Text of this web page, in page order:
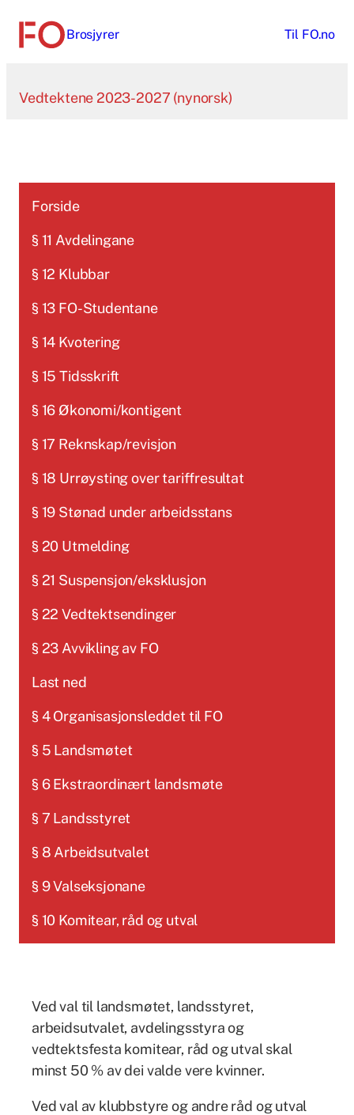
Brosjyrer Til FO.no
Vedtektene 2023-2027 (nynorsk)
Forside
§ 11 Avdelingane
§ 12 Klubbar
§ 13 FO-Studentane
§ 14 Kvotering
§ 15 Tidsskrift
§ 16 Økonomi/kontigent
§ 17 Reknskap/revisjon
§ 18 Urrøysting over tariffresultat
§ 19 Stønad under arbeidsstans
§ 20 Utmelding
§ 21 Suspensjon/eksklusjon
§ 22 Vedtektsendinger
§ 23 Avvikling av FO
Last ned
§ 4 Organisasjonsleddet til FO
§ 5 Landsmøtet
§ 6 Ekstraordinært landsmøte
§ 7 Landsstyret
§ 8 Arbeidsutvalet
§ 9 Valseksjonane
§ 10 Komitear, råd og utval
Ved val til landsmøtet, landsstyret,
arbeidsutvalet, avdelingsstyra og
vedtektsfesta komitear, råd og utval skal
minst 50 % av dei valde vere kvinner.
Ved val av klubbstyre og andre råd og utval